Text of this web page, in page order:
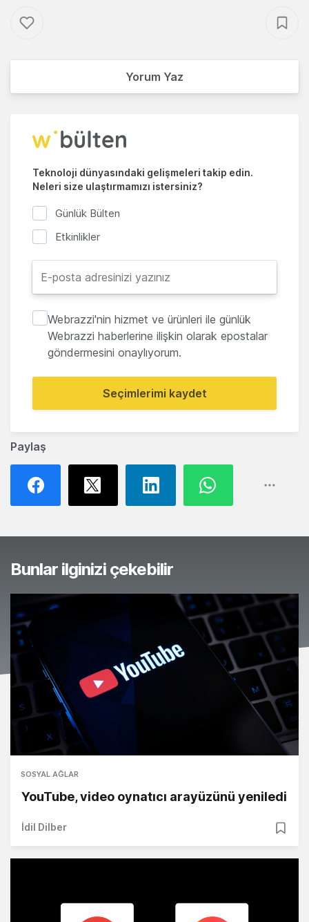
Paylaş
Yorum Yaz
Teknoloji dünyasındaki gelişmeleri takip edin.
Neleri size ulaştırmamızı istersiniz?
Günlük Bülten
Etkinlikler
Webrazzi'nin hizmet ve ürünleri ile günlük
Webrazzi haberlerine ilişkin olarak epostalar
göndermesini onaylıyorum.
Seçimlerimi kaydet
Bunlar ilginizi çekebilir
SOSYAL AĞLAR
YouTube, video oynatıcı arayüzünü yeniledi
İdil Dilber